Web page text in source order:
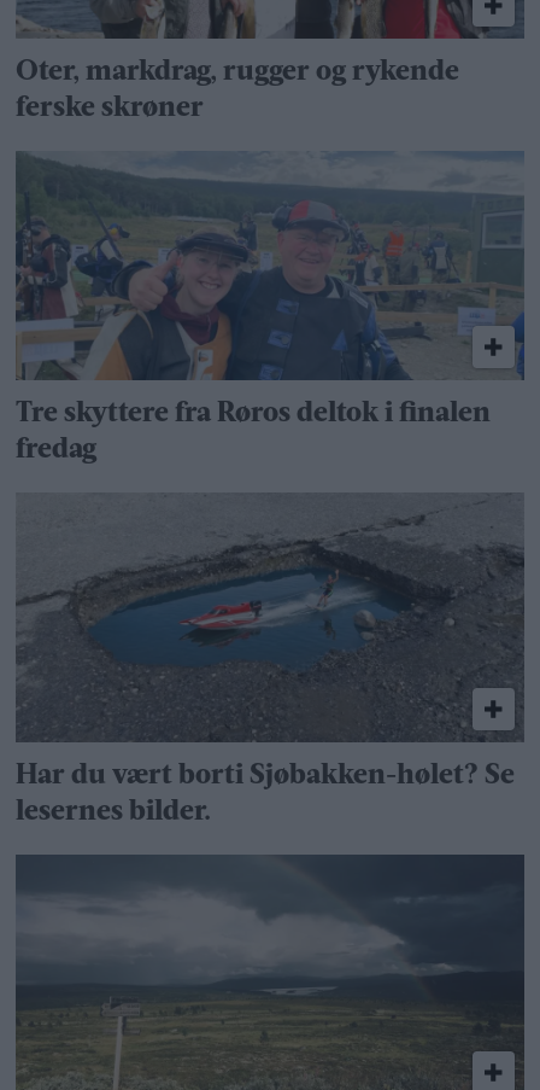
Oter, markdrag, rugger og rykende
ferske skrøner
Tre skyttere fra Røros deltok i finalen
fredag
Har du vært borti Sjøbakken-hølet? Se
lesernes bilder.